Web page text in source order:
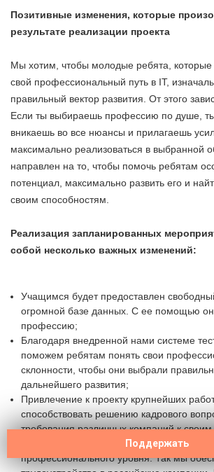
Поддержать
Позитивные изменения, которые
результате реализации проекта
Мы хотим, чтобы молодые ребята, которые
свой профессиональный путь в IT,
правильный вектор развития. От этого
Если ты выбираешь профессию по душе,
вникаешь во все нюансы и прилагаешь
максимально реализоваться в выбранной
направлен на то, чтобы помочь ребятам
потенциал, максимально развить его и
своим способностям.
Реализация запланированных
собой несколько важных изменений:
Учащимся будет предоставлен
огромной базе данных. С ее помощью
профессию;
Благодаря внедренной нами системе
поможем ребятам понять свои
склонности, чтобы они выбрали
дальнейшего развития;
Привлечение к проекту крупнейших
способствовать решению кадрового
требования различных компаний к
области IT и поможем молодым ребятам
профессионального уровня. Так мы